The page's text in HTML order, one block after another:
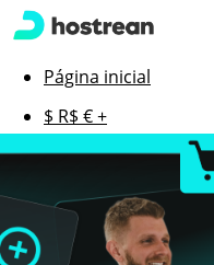
Página inicial
$ R$ € +
Studio
Hostrean Chat
Serviços